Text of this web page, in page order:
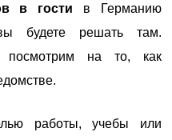
в гости в Германию
будете решать там.
посмотрим на то, как
работы, учебы или